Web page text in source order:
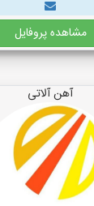
مشاهده پروفایل
آهن آلاتی